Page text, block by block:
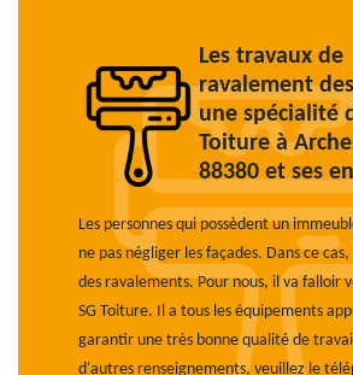
Les travaux de
ravalement
une spécialité
Toiture à
88380 et ses
Les personnes qui possèdent un
ne pas négliger les façades. Dans ce
des ravalements. Pour nous, il va falloir
SG Toiture. Il a tous les équipements
garantir une très bonne qualité de
d'autres renseignements, veuillez le